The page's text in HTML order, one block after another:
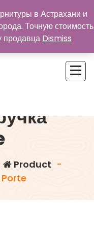
Product -
Porte
в Астрахани и
Точную стоимость
продавца Dismiss